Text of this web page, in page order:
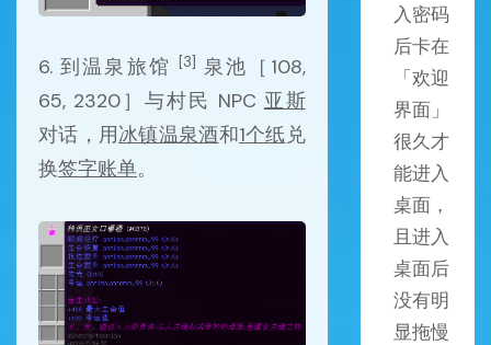
6. 到温泉旅馆[3] 泉池［108,
65, 2320］与村民 NPC 亚斯
对话，用冰镇温泉酒和1个纸兑
换签字账单。
入密码
后卡在
「欢迎
界面」
很久才
能进入
桌面，
且进入
桌面后
没有明
显拖慢